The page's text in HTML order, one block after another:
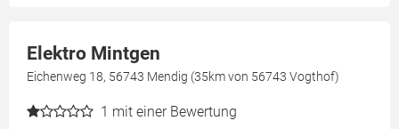
Elektro Mintgen
Eichenweg 18, 56743 Mendig (35km von 56743 Vogthof)
1 mit einer Bewertung